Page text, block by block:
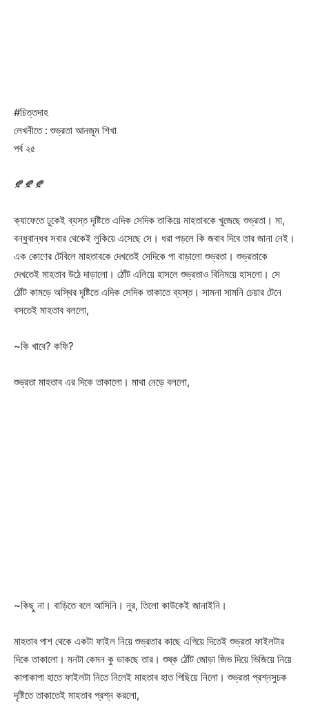
#চিত্তদাহ
লেখনীতে : শুভ্রতা আনজুম শিখা
পর্ব ২৫
🍂🍂🍂
ক্যাফেতে ঢুকেই ব্যস্ত দৃষ্টিতে এদিক সেদিক তাকিয়ে মাহতাবকে খুজেছে শুভ্রতা। মা,
বন্ধুবান্ধব সবার থেকেই লুকিয়ে এসেছে সে। ধরা পড়লে কি জবাব দিবে তার জানা নেই।
এক কোণের টেবিলে মাহতাবকে দেখতেই সেদিকে পা বাড়ালো শুভ্রতা। শুভ্রতাকে
দেখতেই মাহতাব উঠে দাড়ালো। ঠোঁট এলিয়ে হাসলে শুভ্রতাও বিনিময়ে হাসলো। সে
ঠোঁট কামড়ে অস্থির দৃষ্টিতে এদিক সেদিক তাকাতে ব্যস্ত। সামনা সামনি চেয়ার টেনে
বসতেই মাহতাব বললো,
~কি খাবে? কফি?
শুভ্রতা মাহতাব এর দিকে তাকালো। মাথা নেড়ে বললো,
~কিছু না। বাড়িতে বলে আসিনি। নুর, তিলো কাউকেই জানাইনি।
মাহতাব পাশ থেকে একটা ফাইল নিয়ে শুভ্রতার কাছে এগিয়ে দিতেই শুভ্রতা ফাইলটার
দিকে তাকালো। মনটা কেমন কু ডাকছে তার। শুষ্ক ঠোঁট জোড়া জিভ দিয়ে ভিজিয়ে নিয়ে
কাপাকাপা হাতে ফাইলটা নিতে নিলেই মাহতাব হাত পিছিয়ে নিলো। শুভ্রতা প্রশ্নসুচক
দৃষ্টিতে তাকাতেই মাহতাব প্রশ্ন করলো,